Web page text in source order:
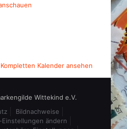
Kompletten Kalender ansehen
Wittekind e.V.
Bildnachweise
Einstellungen ändern